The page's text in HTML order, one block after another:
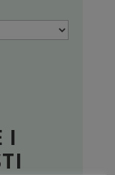
I